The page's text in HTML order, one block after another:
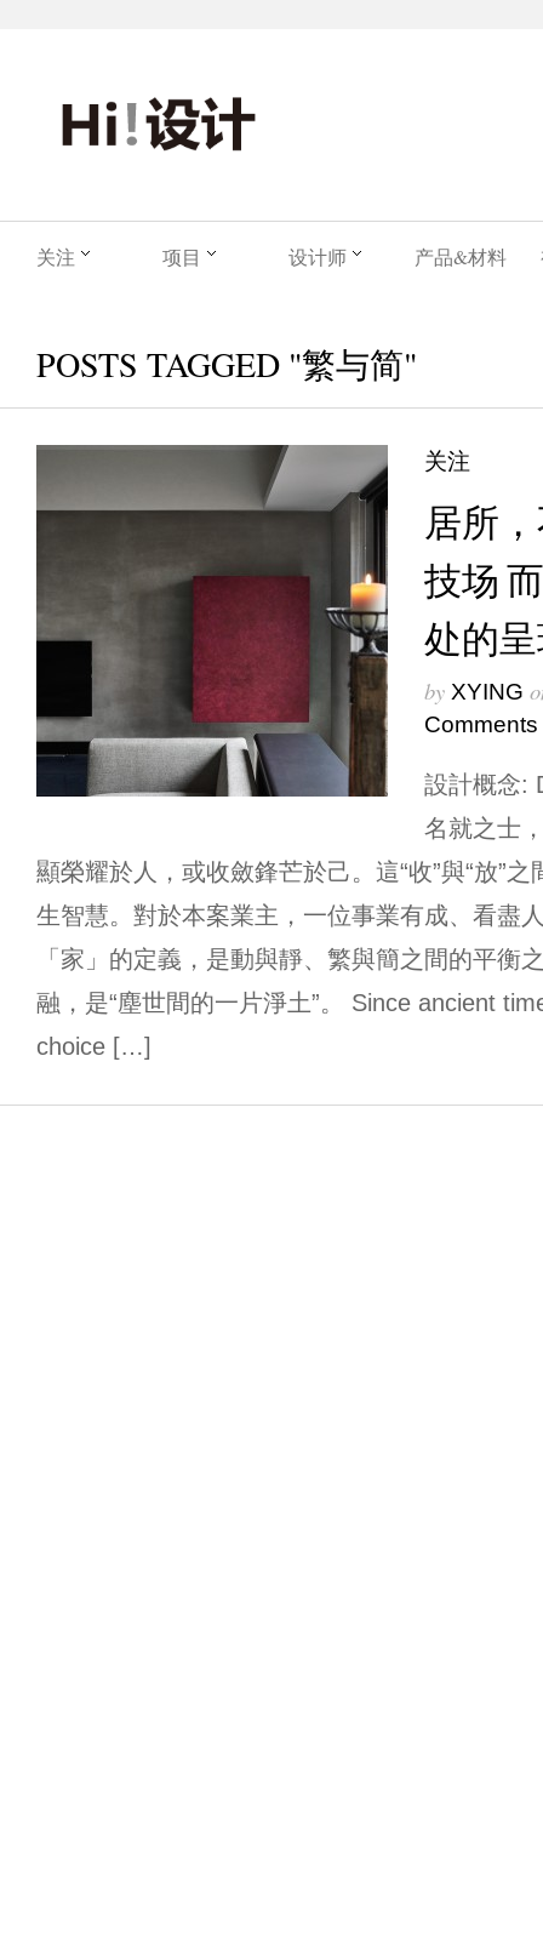
关注 项目 设计师 产品&材料
POSTS TAGGED "繁与简"
关注
居所
技场
处的
by XYING
Comments
設計概念:
名就之士
顯榮耀於人，或收斂鋒芒於己。這“收”與“放”
生智慧。對於本案業主，一位事業有成、看盡
「家」的定義，是動與靜、繁與簡之間的平衡
融，是“塵世間的一片淨土”。 Since ancient
choice […]